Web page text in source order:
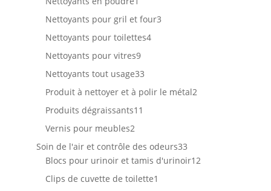
produit
Nettoyants pour gril et four33
Nettoyants pour toilettes44
Nettoyants pour vitres99
produits
Nettoyants tout usage3333
produits
Produit à nettoyer et à polir le métal22
Produits dégraissants11
Vernis pour meubles22
produits
Soin de l'air et contrôle des odeurs3333
produits
Blocs pour urinoir et tamis d'urinoir1212
Clips de cuvette de toilette1